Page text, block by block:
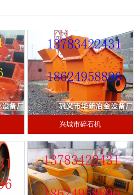
兴城市碎石机